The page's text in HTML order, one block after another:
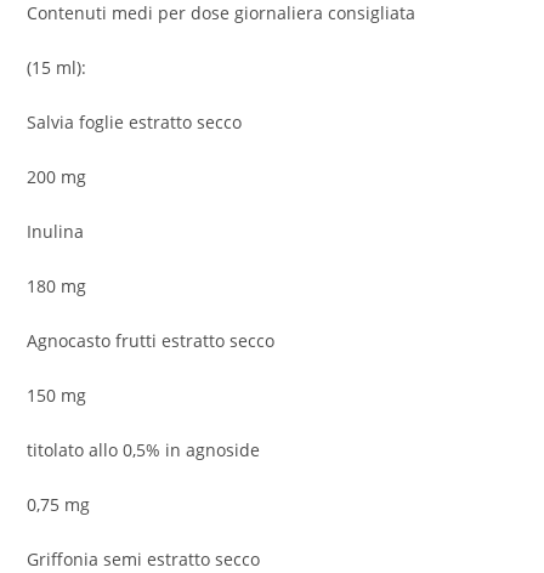
Contenuti medi per dose giornaliera consigliata
(15 ml):
Salvia foglie estratto secco
200 mg
Inulina
180 mg
Agnocasto frutti estratto secco
150 mg
titolato allo 0,5% in agnoside
0,75 mg
Griffonia semi estratto secco